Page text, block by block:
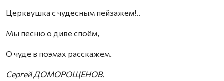
Церквушка с чудесным пейзажем!..
Мы песню о диве споём,
О чуде в поэмах расскажем.
Сергей ДОМОРОЩЕНОВ.